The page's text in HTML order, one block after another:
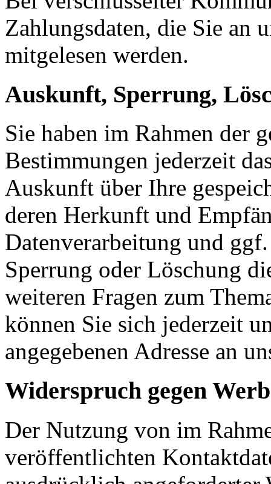
Zahlungsdaten, die Sie an
mitgelesen werden.
Auskunft, Sperrung,
Sie haben im Rahmen der
Bestimmungen jederzeit
Auskunft über Ihre
deren Herkunft und
Datenverarbeitung und
Sperrung oder Löschung
weiteren Fragen zum
können Sie sich jederzeit
angegebenen Adresse an
Widerspruch gegen
Der Nutzung von im
veröffentlichten